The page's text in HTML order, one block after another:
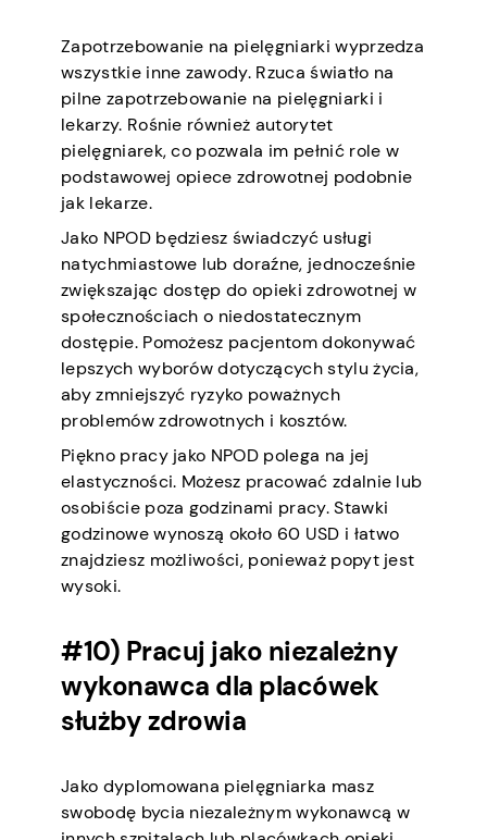
Zapotrzebowanie na pielęgniarki wyprzedza
wszystkie inne zawody. Rzuca światło na
pilne zapotrzebowanie na pielęgniarki i
lekarzy. Rośnie również autorytet
pielęgniarek, co pozwala im pełnić role w
podstawowej opiece zdrowotnej podobnie
jak lekarze.
Jako NPOD będziesz świadczyć usługi
natychmiastowe lub doraźne, jednocześnie
zwiększając dostęp do opieki zdrowotnej w
społecznościach o niedostatecznym
dostępie. Pomożesz pacjentom dokonywać
lepszych wyborów dotyczących stylu życia,
aby zmniejszyć ryzyko poważnych
problemów zdrowotnych i kosztów.
Piękno pracy jako NPOD polega na jej
elastyczności. Możesz pracować zdalnie lub
osobiście poza godzinami pracy. Stawki
godzinowe wynoszą około 60 USD i łatwo
znajdziesz możliwości, ponieważ popyt jest
wysoki.
#10) Pracuj jako niezależny
wykonawca dla placówek
służby zdrowia
Jako dyplomowana pielęgniarka masz
swobodę bycia niezależnym wykonawcą w